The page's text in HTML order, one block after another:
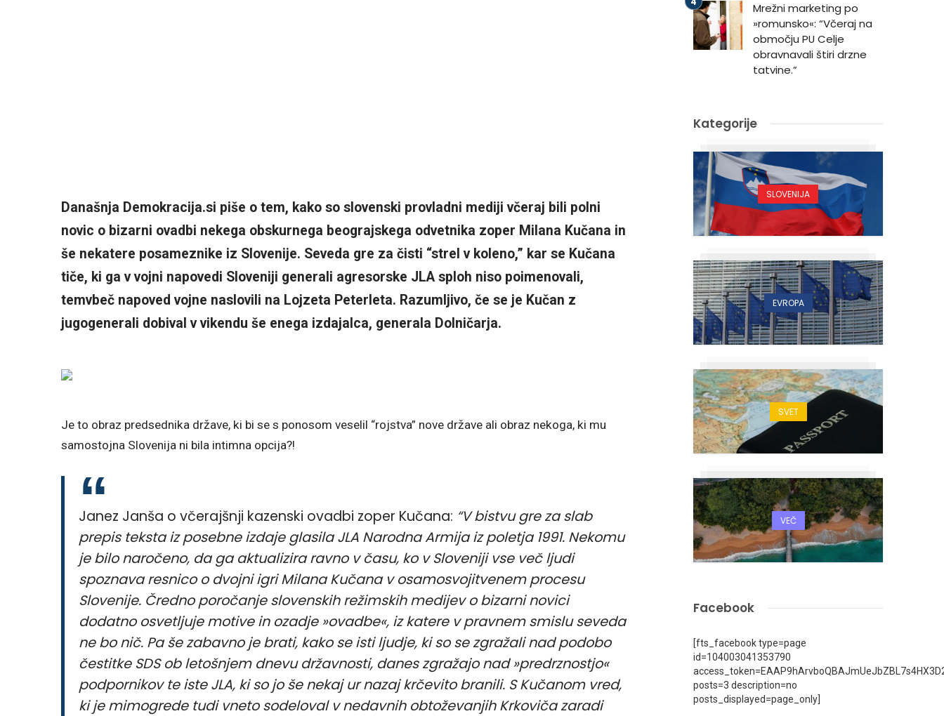
Današnja Demokracija.si piše o tem, kako so slovenski provladni mediji včeraj bili polni
novic o bizarni ovadbi nekega obskurnega beograjskega odvetnika zoper Milana Kučana in
še nekatere posameznike iz Slovenije. Seveda gre za čisti “strel v koleno,” kar se Kučana
tiče, ki ga v vojni napovedi Sloveniji generali agresorske JLA sploh niso poimenovali,
temvbeč napoved vojne naslovili na Lojzeta Peterleta. Razumljivo, če se je Kučan z
jugogenerali dobival v vikendu še enega izdajalca, generala Dolničarja.
Je to obraz predsednika države, ki bi se s ponosom veselil “rojstva” nove države ali obraz nekoga, ki mu
samostojna Slovenija ni bila intimna opcija?!
Janez Janša o včerajšnji kazenski ovadbi zoper Kučana: “V bistvu gre za slab
prepis teksta iz posebne izdaje glasila JLA Narodna Armija iz poletja 1991. Nekomu
je bilo naročeno, da ga aktualizira ravno v času, ko v Sloveniji vse več ljudi
spoznava resnico o dvojni igri Milana Kučana v osamosvojitvenem procesu
Slovenije. Čredno poročanje slovenskih režimskih medijev o bizarni novici
dodatno osvetljuje motive in ozadje »ovadbe«, iz katere v pravnem smislu seveda
ne bo nič. Pa še zabavno je brati, kako se isti ljudje, ki so se zgražali nad podobo
čestitke SDS ob letošnjem dnevu državnosti, danes zgražajo nad »predrznostjo«
podpornikov te iste JLA, ki so jo še nekaj ur nazaj krčevito branili. S Kučanom vred,
ki je mimogrede tudi vneto sodeloval v nedavnih obtoževanjih Krkoviča zaradi
Mrežni marketing po
»romunsko«: “Včeraj na
območju PU Celje
obravnavali štiri drzne
tatvine.”
Kategorije
SLOVENIJA
EVROPA
SVET
VEČ
Facebook
[fts_facebook type=page
id=104003041353790
posts=3 description=no
posts_displayed=page_only]